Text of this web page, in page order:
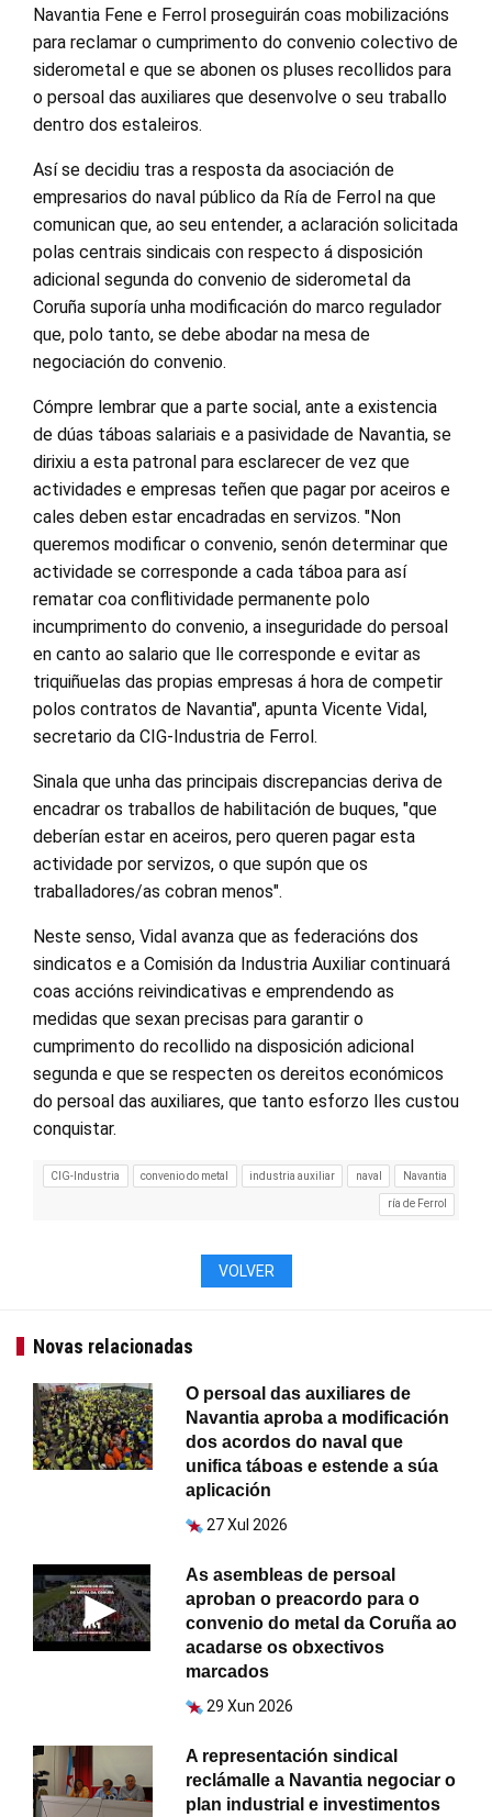
Navantia Fene e Ferrol proseguirán coas mobilizacións
para reclamar o cumprimento do convenio colectivo de
siderometal e que se abonen os pluses recollidos para
o persoal das auxiliares que desenvolve o seu traballo
dentro dos estaleiros.
Así se decidiu tras a resposta da asociación de
empresarios do naval público da Ría de Ferrol na que
comunican que, ao seu entender, a aclaración solicitada
polas centrais sindicais con respecto á disposición
adicional segunda do convenio de siderometal da
Coruña suporía unha modificación do marco regulador
que, polo tanto, se debe abodar na mesa de
negociación do convenio.
Cómpre lembrar que a parte social, ante a existencia
de dúas táboas salariais e a pasividade de Navantia, se
dirixiu a esta patronal para esclarecer de vez que
actividades e empresas teñen que pagar por aceiros e
cales deben estar encadradas en servizos. "Non
queremos modificar o convenio, senón determinar que
actividade se corresponde a cada táboa para así
rematar coa conflitividade permanente polo
incumprimento do convenio, a inseguridade do persoal
en canto ao salario que lle corresponde e evitar as
triquiñuelas das propias empresas á hora de competir
polos contratos de Navantia", apunta Vicente Vidal,
secretario da CIG-Industria de Ferrol.
Sinala que unha das principais discrepancias deriva de
encadrar os traballos de habilitación de buques, "que
deberían estar en aceiros, pero queren pagar esta
actividade por servizos, o que supón que os
traballadores/as cobran menos".
Neste senso, Vidal avanza que as federacións dos
sindicatos e a Comisión da Industria Auxiliar continuará
coas accións reivindicativas e emprendendo as
medidas que sexan precisas para garantir o
cumprimento do recollido na disposición adicional
segunda e que se respecten os dereitos económicos
do persoal das auxiliares, que tanto esforzo lles custou
conquistar.
CIG-Industria convenio do metal industria auxiliar naval Navantia
ría de Ferrol
VOLVER
Novas relacionadas
O persoal das auxiliares de
Navantia aproba a modificación
dos acordos do naval que
unifica táboas e estende a súa
aplicación
27 Xul 2026
As asembleas de persoal
aproban o preacordo para o
convenio do metal da Coruña ao
acadarse os obxectivos
marcados
29 Xun 2026
A representación sindical
reclámalle a Navantia negociar o
plan industrial e investimentos